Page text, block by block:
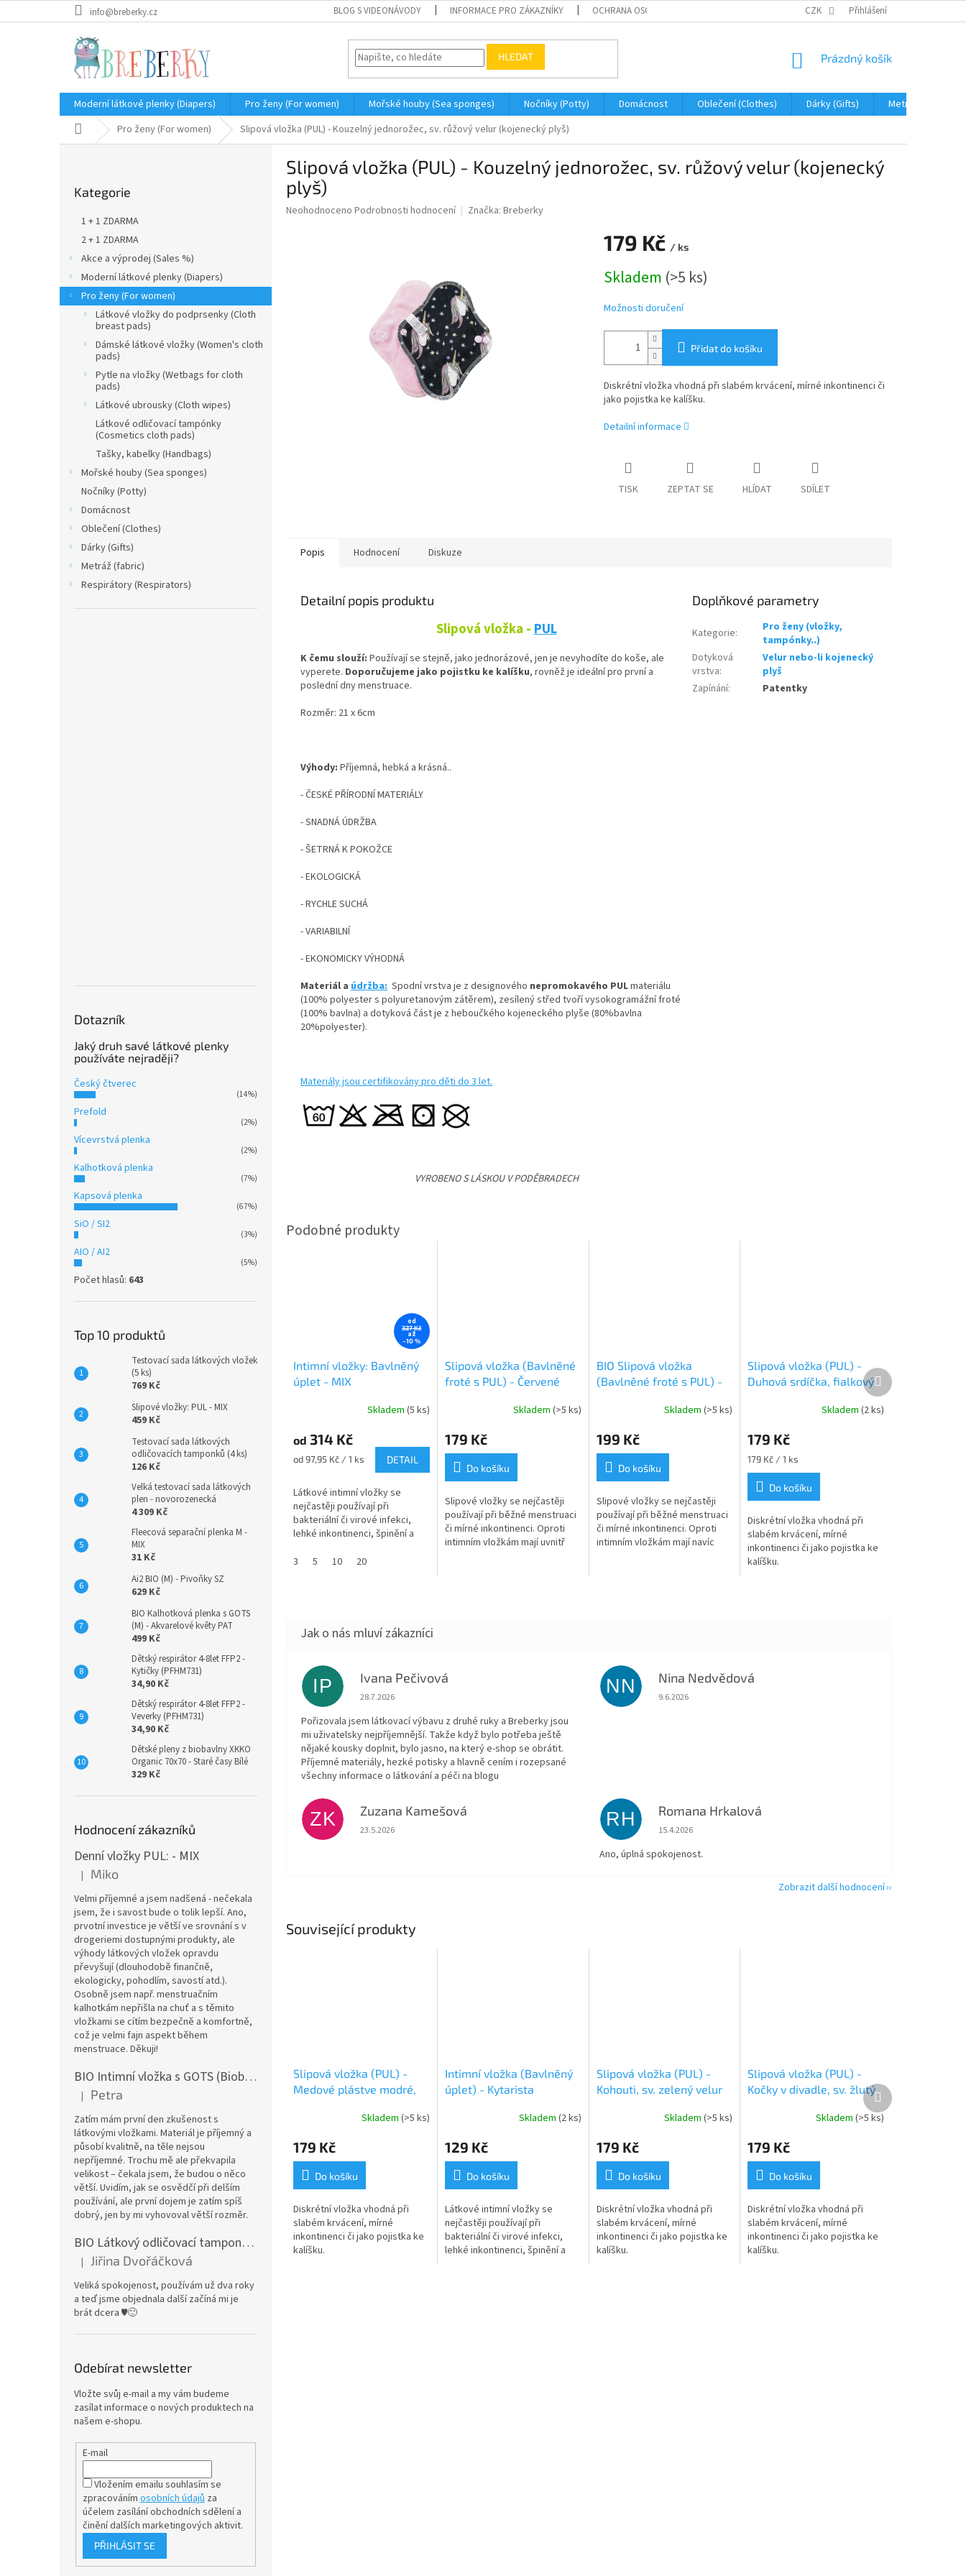
na
info@breberky.cz BLOG S VIDEONÁVODY INFORMACE PRO ZÁKAZNÍKY OCHRANA OSOBNÍCH ÚDAJŮ JAK NA REKLAMACI A VRÁCENÍ ZBOŽÍ
CZK Přihlášení
HLEDAT
NÁKUPNÍ
Prázdný košík
Moderní látkové plenky (Diapers) Pro ženy (For women) Mořské houby (Sea sponges) Nočníky (Potty) Domácnost Oblečení (Clothes) Dárky (Gifts)
Metráž (fabric)
Domů Pro ženy (For women) Slipová vložka (PUL) - Kouzelný jednorožec, sv. růžový velur (kojenecký plyš)
a
kategorie
Kategorie
1 + 1 ZDARMA
2 + 1 ZDARMA
Akce a výprodej (Sales %)
Moderní látkové plenky (Diapers)
Pro ženy (For women)
Látkové vložky do podprsenky (Cloth
breast pads)
Dámské látkové vložky (Women's cloth
pads)
Pytle na vložky (Wetbags for cloth
pads)
Látkové ubrousky (Cloth wipes)
Látkové odličovací tampónky
(Cosmetics cloth pads)
Tašky, kabelky (Handbags)
Mořské houby (Sea sponges)
Nočníky (Potty)
Domácnost
Oblečení (Clothes)
Dárky (Gifts)
Metráž (fabric)
Respirátory (Respirators)
Dotazník
Jaký druh savé látkové plenky
používáte nejraději?
Český čtverec
(14%)
Prefold
(2%)
Vícevrstvá plenka
(2%)
Kalhotková plenka
(7%)
Kapsová plenka
(67%)
SiO / SI2
(3%)
AIO / AI2
(5%)
Počet hlasů: 643
Top 10 produktů
Testovací sada látkových vložek
(5 ks)
769 Kč
Slipové vložky: PUL - MIX
459 Kč
Testovací sada látkových
odličovacích tamponků (4 ks)
126 Kč
Velká testovací sada látkových
plen - novorozenecká
4 309 Kč
Fleecová separační plenka M -
MIX
31 Kč
Ai2 BIO (M) - Pivoňky SZ
629 Kč
BIO Kalhotková plenka s GOTS
(M) - Akvarelové květy PAT
499 Kč
Dětský respirátor 4-8let FFP2 -
Kytičky (PFHM731)
34,90 Kč
Dětský respirátor 4-8let FFP2 -
Veverky (PFHM731)
34,90 Kč
Dětské pleny z biobavlny XKKO
Organic 70x70 - Staré časy Bílé
329 Kč
Hodnocení zákazníků
Denní vložky PUL: - MIX
Hodnocení produktu je 5 z 5 hvězdiček.
| Miko
Velmi příjemné a jsem nadšená - nečekala
jsem, že i savost bude o tolik lepší. Ano,
prvotní investice je větší ve srovnání s v
drogeriemi dostupnými produkty, ale
výhody látkových vložek opravdu
převyšují (dlouhodobě finančně,
ekologicky, pohodlím, savostí atd.).
Osobně jsem např. menstruačním
kalhotkám nepřišla na chuť a s těmito
vložkami se cítím bezpečně a komfortně,
což je velmi fajn aspekt během
menstruace. Děkuji!
BIO Intimní vložka s GOTS (Biobavlněný úplet) - Malované pivoňky v hořčicové
Hodnocení produktu je 5 z 5 hvězdiček.
| Petra
Zatím mám první den zkušenost s
látkovými vložkami. Materiál je příjemný a
působí kvalitně, na těle nejsou
nepříjemné. Trochu mě ale překvapila
velikost – čekala jsem, že budou o něco
větší. Uvidím, jak se osvědčí při delším
používání, ale první dojem je zatím spíš
dobrý, jen by mi vyhovoval větší rozměr.
BIO Látkový odličovací tamponek: Barevné bambusovo-biobavlněné froté
Hodnocení produktu je 5 z 5 hvězdiček.
| Jiřina Dvořáčková
Veliká spokojenost, používám už dva roky
a teď jsme objednala další začíná mi je
brát dcera ♥️🙂
Odebírat newsletter
Vložte svůj e-mail a my vám budeme
zasílat informace o nových produktech na
našem e-shopu.
E-mail
Vložením emailu souhlasím se
zpracováním osobních údajů za
účelem zasílání obchodních sdělení a
činění dalších marketingových aktivit.
PŘIHLÁSIT SE
Slipová vložka (PUL) - Kouzelný jednorožec, sv. růžový velur (kojenecký
plyš)
Průměrné
Neohodnoceno Podrobnosti hodnocení Značka: Breberky
179 Kč / ks
cena:
Skladem (>5 ks)
Možnosti doručení
Přidat do košíku
Diskrétní vložka vhodná při slabém krvácení, mírné inkontinenci či
jako pojistka ke kalíšku.
Detailní informace
TISK ZEPTAT SE HLÍDAT SDÍLET
Související produkty
Slipová vložka (PUL) -
Medové plástve modré,
(kojenecký plyš)Skladem (>5 ks)
179 Kč
Do košíku
Diskrétní vložka vhodná při
slabém krvácení, mírné
inkontinenci či jako pojistka ke
kalíšku.
Intimní vložka (Bavlněný
úplet) - Kytarista
Skladem (2 ks)
129 Kč
Do košíku
Látkové intimní vložky se
nejčastěji používají při
bakteriální či virové infekci,
lehké inkontinenci, špinění a
Slipová vložka (PUL) -
Kohouti, sv. zelený velur
Skladem(>5 ks)
179 Kč
Do košíku
Diskrétní vložka vhodná při
slabém krvácení, mírné
inkontinenci či jako pojistka ke
kalíšku.
Slipová vložka (PUL) -
Kočky v divadle, sv. žlutý
Skladem (>5 ks)
179 Kč
Do košíku
Diskrétní vložka vhodná při
slabém krvácení, mírné
inkontinenci či jako pojistka ke
kalíšku.
Další
produkt
Popis Hodnocení Diskuze
Detailní popis produktu
Slipová vložka - PUL
K čemu slouží: Používají se stejně, jako jednorázové, jen je nevyhodíte do koše, ale
vyperete. Doporučujeme jako pojistku ke kalíšku, rovněž je ideální pro první a
poslední dny menstruace.
Rozměr: 21 x 6cm
Výhody: Příjemná, hebká a krásná..
- ČESKÉ PŘÍRODNÍ MATERIÁLY
- SNADNÁ ÚDRŽBA
- ŠETRNÁ K POKOŽCE
- EKOLOGICKÁ
- RYCHLE SUCHÁ
- VARIABILNÍ
- EKONOMICKY VÝHODNÁ
Materiál a údržba: Spodní vrstva je z designového nepromokavého PULmateriálu
(100% polyester s polyuretanovým zátěrem), zesílený střed tvoří vysokogramážní froté
(100% bavlna) a dotyková část je z heboučkého kojeneckého plyše (80%bavlna
20%polyester).
Materiály jsou certifikovány pro děti do 3 let.
VYROBENO S LÁSKOU V PODĚBRADECH
Doplňkové parametry
Kategorie:
Pro ženy (vložky,
tampónky..)
Dotyková
vrstva:
Velur nebo-li kojenecký
plyš
Zapínání: Patentky
od
327 Kč
až
–10 %
Intimní vložky: Bavlněný
úplet - MIX
produktu
4,8
5
hvězdiček.
Skladem (5 ks)
od 314 Kč
Měrná
od 97,95 Kč / 1 ks DETAIL
Látkové intimní vložky se
nejčastěji používají při
bakteriální či virové infekci,
lehké inkontinenci, špinění a
oblíbené jsou také u
3 5 10 20
Slipová vložka (Bavlněné
froté s PUL) - Červené
Skladem (>5 ks)
179 Kč
Do košíku
Slipové vložky se nejčastěji
používají při běžné menstruaci
či mírné inkontinenci. Oproti
intimním vložkám mají uvnitř
BIO Slipová vložka
(Bavlněné froté s PUL) -
úplet s GOTS)Skladem(>5 ks)
199 Kč
Do košíku
Slipové vložky se nejčastěji
používají při běžné menstruaci
či mírné inkontinenci. Oproti
intimním vložkám mají navíc
Slipová vložka (PUL) -
Duhová srdíčka, fialkový
Skladem (2 ks)
179 Kč
Měrná
cena:
179 Kč / 1 ks
Do košíku
Diskrétní vložka vhodná při
slabém krvácení, mírné
inkontinenci či jako pojistka ke
kalíšku.
Další
produkt
IP Ivana Pečivová
Hodnocení obchodu je 5 z 5 hvězdiček.
28.7.2026
Pořizovala jsem látkovací výbavu z druhé ruky a Breberky jsou
mi uživatelsky nejpříjemnější. Takže když bylo potřeba ještě
nějaké kousky doplnit, bylo jasno, na který e-shop se obrátit.
Příjemné materiály, hezké potisky a hlavně cením i rozepsané
všechny informace o látkování a péči na blogu
NN Nina Nedvědová
Hodnocení obchodu je 5 z 5 hvězdiček.
9.6.2026
ZK Zuzana Kamešová
Hodnocení obchodu je 5 z 5 hvězdiček.
23.5.2026
RH Romana Hrkalová
Hodnocení obchodu je 5 z 5 hvězdiček.
15.4.2026
Ano, úplná spokojenost.
Zobrazit další hodnocení